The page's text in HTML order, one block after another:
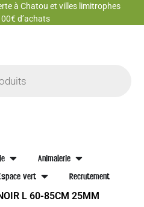
à Chatou et villes limitrophes
d’achats
Animalerie
vert Recrutement
L 60-85CM 25MM